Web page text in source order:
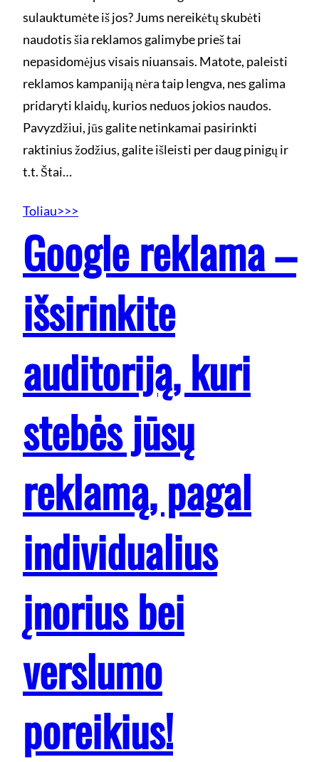
sulauktumėte iš jos? Jums nereikėtų skubėti
naudotis šia reklamos galimybe prieš tai
nepasidomėjus visais niuansais. Matote, paleisti
reklamos kampaniją nėra taip lengva, nes galima
pridaryti klaidų, kurios neduos jokios naudos.
Pavyzdžiui, jūs galite netinkamai pasirinkti
raktinius žodžius, galite išleisti per daug pinigų ir
t.t. Štai…
Toliau>>>
Google reklama –
išsirinkite
auditoriją, kuri
stebės jūsų
reklamą, pagal
individualius
įnorius bei
verslumo
poreikius!